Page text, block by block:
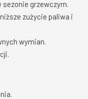
sezonie grzewczym.
zużycie paliwa i
wymian.